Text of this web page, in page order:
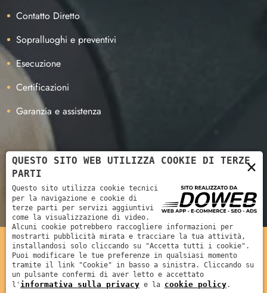
Contatto Diretto
Sopralluoghi e preventivi
Esecuzione
Certificazioni
Garanzia e assistenza
Azienda certificata Llumar
Tecnofilm di Ferrari Alessio | Partita Iva 03510970233
Informativa sulla privacy
Cookie policy |Creazione siti web
HOME
AZIENDA
×
QUESTO SITO WEB UTILIZZA COOKIE DI TERZE
PARTI
Questo sito utilizza cookie tecnici
per la navigazione e cookie di
terze parti per servizi aggiuntivi
come la visualizzazione di video.
Alcuni cookie potrebbero raccogliere informazioni per
mostrarti pubblicità mirata e tracciare la tua attività,
installandosi solo cliccando su "Accetta tutti i cookie".
Puoi modificare le tue preferenze in qualsiasi momento
tramite il link "Cookie" in basso a sinistra. Cliccando su
un pulsante confermi di aver letto e accettato
l' informativa sulla privacy e la cookie policy.